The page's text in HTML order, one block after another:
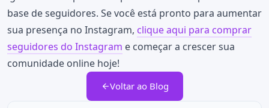
base de seguidores. Se você está pronto para aumentar
sua presença no Instagram, clique aqui para comprar
seguidores do Instagram e começar a crescer sua
comunidade online hoje!
Voltar ao Blog